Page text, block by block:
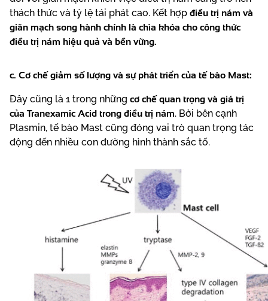
thách thức và tỷ lệ tái phát cao. Kết hợp điều trị nám và
giãn mạch song hành chính là chìa khóa cho công thức
điều trị nám hiệu quả và bền vững.
c. Cơ chế giảm số lượng và sự phát triển của tế bào Mast:
Đây cũng là 1 trong những cơ chế quan trọng và giá trị
của Tranexamic Acid trong điều trị nám. Bởi bên cạnh
Plasmin, tế bào Mast cũng đóng vai trò quan trọng tác
động đến nhiều con đường hình thành sắc tố.